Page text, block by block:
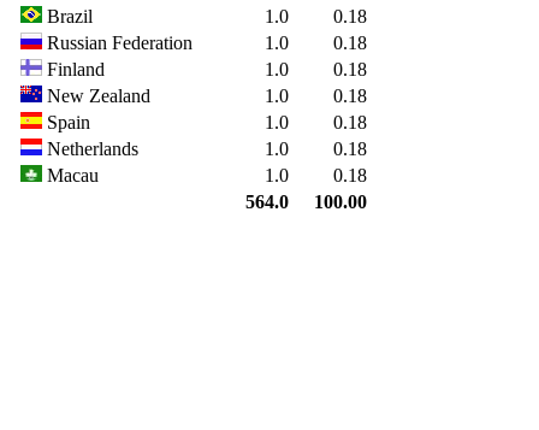
Brazil
1.0
0.18
Russian Federation
1.0
0.18
Finland
1.0
0.18
New Zealand
1.0
0.18
Spain
1.0
0.18
Netherlands
1.0
0.18
Macau
1.0
0.18
564.0
100.00